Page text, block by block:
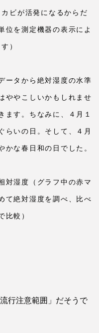
ビが活発になるからだ
位を測定機器の表示によ
）
ータから絶対湿度の水準
ややこしいかもしれませ
ます。ちなみに、４月１
らいの日。そして、４月
かな春日和の日でした。
対湿度（グラフ中の赤マ
て絶対湿度を調べ、比べ
比較）
行注意範囲」だそうで